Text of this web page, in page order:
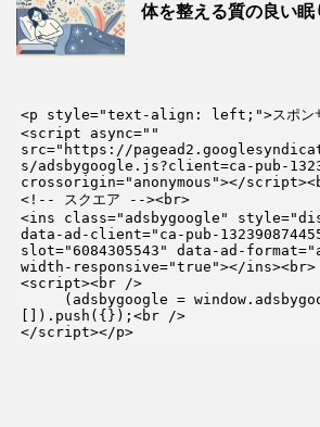
体を整える質の良い眠
<p style="text-align: left;">スポンサ
<script async=""
src="https://
s/adsbygoogle.js?client=ca-pub-
crossorigin="anonymous"></
<!-- スクエア --><br>
<ins class="adsbygoogle"
data-ad-client="ca-pub-
slot="6084305543" data-ad-
width-responsive="true"></ins><br>
<script><br />
[]).push({});<br />
</script></p>